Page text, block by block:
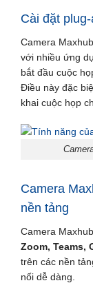
Cài đặt
Camera
với nhiều ứng
bắt đầu cuộc
Điều này đặc
khai cuộc họp
Camera
nền tảng
Camera
Zoom, Teams,
trên các nền
nối dễ dàng.